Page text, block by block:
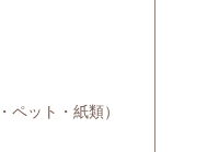
ペット・紙類）